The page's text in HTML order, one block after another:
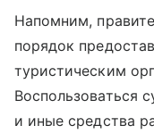
Напомним,
порядок
туристическим
Воспользоваться
и иные средства